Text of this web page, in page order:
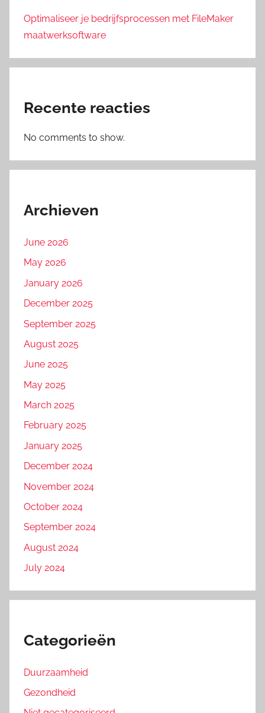
Optimaliseer je bedrijfsprocessen met FileMaker
maatwerksoftware
Recente reacties
No comments to show.
Archieven
June 2026
May 2026
January 2026
December 2025
September 2025
August 2025
June 2025
May 2025
March 2025
February 2025
January 2025
December 2024
November 2024
October 2024
September 2024
August 2024
July 2024
Categorieën
Duurzaamheid
Gezondheid